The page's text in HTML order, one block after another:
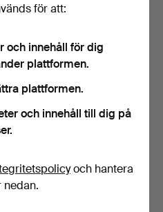
OVAL SPEGELRAM I
1800…
7 dagar
för att:
och innehåll för dig
plattformen.
plattformen.
och innehåll till dig på
och hantera